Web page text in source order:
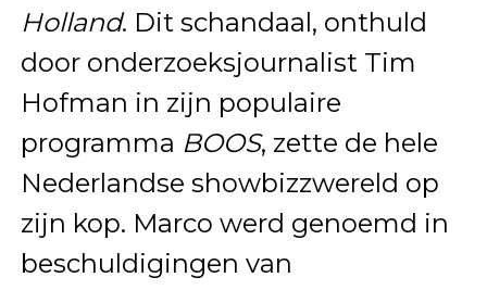
Holland. Dit schandaal, onthuld
door onderzoeksjournalist Tim
Hofman in zijn populaire
programma BOOS, zette de hele
Nederlandse showbizzwereld op
zijn kop. Marco werd genoemd in
beschuldigingen van